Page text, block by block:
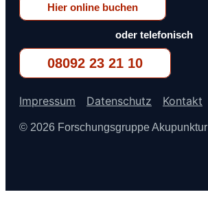
Hier online buchen
oder telefonisch
08092 23 21 10
Impressum Datenschutz Kontakt
© 2026 Forschungsgruppe Akupunktur